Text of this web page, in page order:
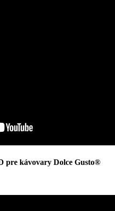
pre kávovary Dolce Gusto®